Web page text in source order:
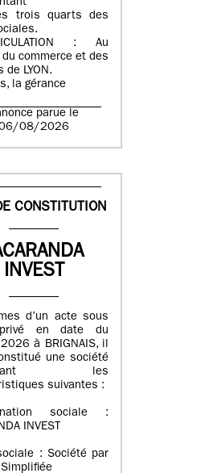
trois quarts des
: Au
commerce et des
de LYON.
la gérance
parue le
08/2026
CONSTITUTION
INVEST
d’un acte sous
en date du
à BRIGNAIS, il
une société
les
suivantes :
sociale :
INVEST
: Société par